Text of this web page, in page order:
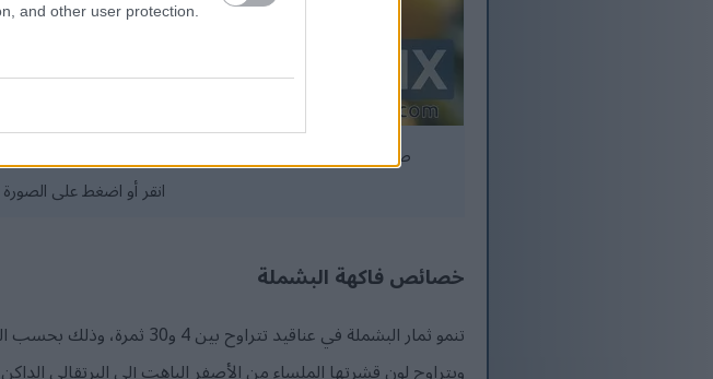
and other user protection.
صورة مقرّبة لعناقيد ثمار البشملة الصفراء البرتقالية
انقر أو اضغط على
خصائص فاكهة البشملة